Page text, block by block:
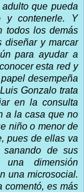
que pueda
y contenerle. Y
todos los demás
diseñar y marcar
para ayudar a
esta red y
desempeña
Gonzalo trata
en la consulta
a la casa que no
niño o menor de
pues de ellas va
de sus
dimensión
una microsocial.
comentó, es más